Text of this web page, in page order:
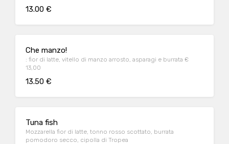
13.00 €
Che manzo!
: fior di latte, vitello di manzo arrosto, asparagi e burrata €
13,00
13.50 €
Tuna fish
Mozzarella fior di latte, tonno rosso scottato, burrata
pomodoro secco, cipolla di Tropea